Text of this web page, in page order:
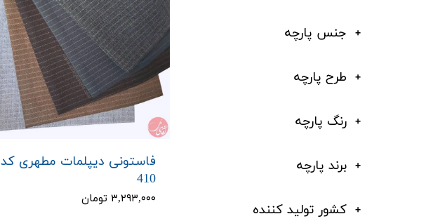
برند پارچه
کشور تولید کننده
رنگ پارچه
طرح پارچه
جنس پارچه
فاستونی دیپلمات مطهری کد
410
۳,۲۹۳,۰۰۰ تومان